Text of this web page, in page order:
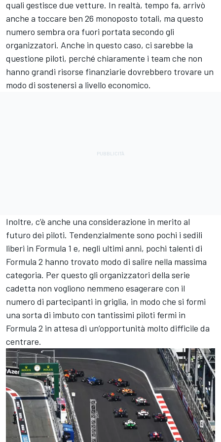
quali gestisce due vetture. In realtà, tempo fa, arrivò
anche a toccare ben 26 monoposto totali, ma questo
numero sembra ora fuori portata secondo gli
organizzatori. Anche in questo caso, ci sarebbe la
questione piloti, perché chiaramente i team che non
hanno grandi risorse finanziarie dovrebbero trovare un
modo di sostenersi a livello economico.
Inoltre, c’è anche una considerazione in merito al
futuro dei piloti. Tendenzialmente sono pochi i sedili
liberi in Formula 1 e, negli ultimi anni, pochi talenti di
Formula 2 hanno trovato modo di salire nella massima
categoria. Per questo gli organizzatori della serie
cadetta non vogliono nemmeno esagerare con il
numero di partecipanti in griglia, in modo che si formi
una sorta di imbuto con tantissimi piloti fermi in
Formula 2 in attesa di un’opportunità molto difficile da
centrare.